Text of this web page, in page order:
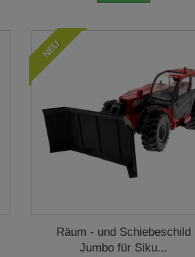
NEU
Räum - und Schiebeschild
Jumbo für Siku...